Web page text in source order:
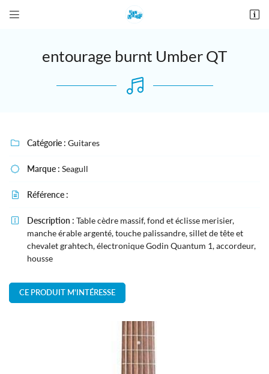
 
02 76 12 44 84
Recopier le code ci-contre
Rafraîchir le captcha
En cochant cette case, vous consentez à recevoir nos propositions commerciales à
l'adresse email indiqué ci-dessus. Vous pouvez vous désinscrire à tout moment en
INSCRIPTION
entourage burnt Umber QT
 Catégorie : Guitares
 Marque : Seagull
 Référence :
 Description : Table cèdre massif, fond et éclisse merisier,
manche érable argenté, touche palissandre, sillet de tête et
chevalet grahtech, électronique Godin Quantum 1, accordeur,
housse
CE PRODUIT M'INTÉRESSE